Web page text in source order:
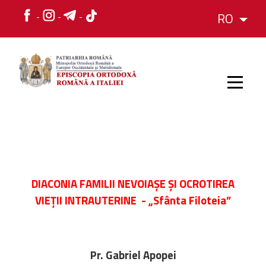
RO
ISTORIC
ORGANIZAREA
ORGANIZAREA
Structura
DIACONIAFAMILII NEVOIAȘE ȘI OCROTIREA
VIEȚII INTRAUTERINE - „Sfânta Filoteia”
Pr. Gabriel Apopei